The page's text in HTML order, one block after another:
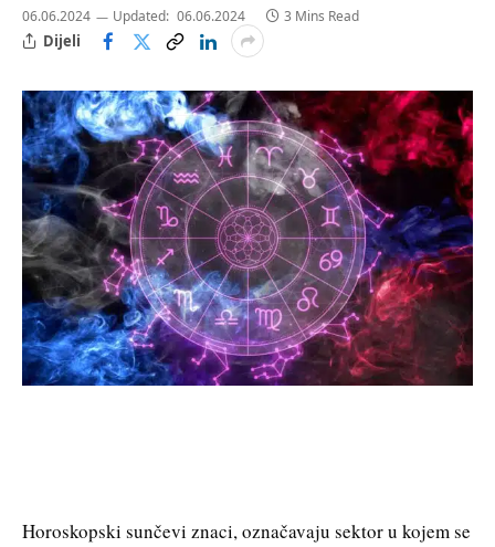
06.06.2024 Updated: 06.06.2024 3 Mins Read
Dijeli
Horoskopski sunčevi znaci, označavaju sektor u kojem se